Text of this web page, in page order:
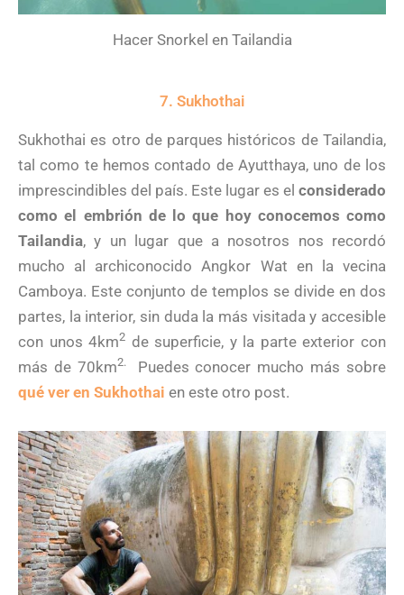
Hacer Snorkel en Tailandia
7. Sukhothai
Sukhothai es otro de parques históricos de Tailandia,
tal como te hemos contado de Ayutthaya, uno de los
imprescindibles del país. Este lugar es el considerado
como el embrión de lo que hoy conocemos como
Tailandia, y un lugar que a nosotros nos recordó
mucho al archiconocido Angkor Wat en la vecina
Camboya. Este conjunto de templos se divide en dos
partes, la interior, sin duda la más visitada y accesible
con unos 4km2 de superficie, y la parte exterior con
más de 70km2.
Puedes conocer mucho más sobre
qué ver en Sukhothai en este otro post.